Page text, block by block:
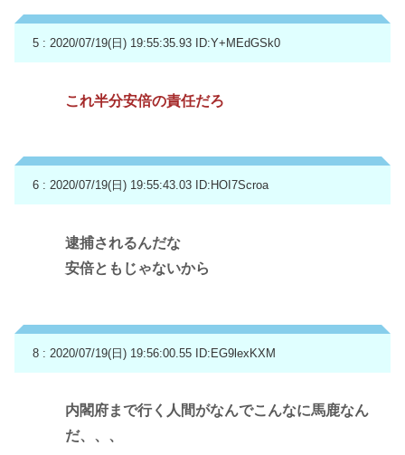
5 : 2020/07/19(日) 19:55:35.93 ID:Y+MEdGSk0
これ半分安倍の責任だろ
6 : 2020/07/19(日) 19:55:43.03 ID:HOI7Scroa
逮捕されるんだな
安倍ともじゃないから
8 : 2020/07/19(日) 19:56:00.55 ID:EG9lexKXM
内閣府まで行く人間がなんでこんなに馬鹿なん
だ、、、